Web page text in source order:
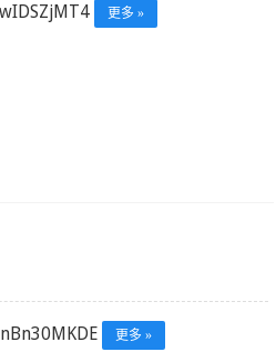
更多 »
更多 »